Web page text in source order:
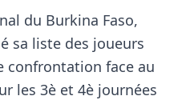
du Burkina Faso,
sa liste des joueurs
confrontation face au
les 3è et 4è journées